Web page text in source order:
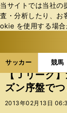
当サイトでは当社の
査・分析したり、お
okie を使⽤する場
サッカー 競馬
ス
ポ
ル
サッカーの
【Ｊリーグ
ズン序盤で
2013年02月13日